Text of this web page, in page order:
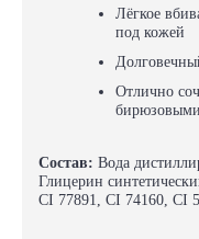
Лёгкое
под кожей
Отлично
Состав: Вода
Глицерин
CI 77891, CI 74160, CI